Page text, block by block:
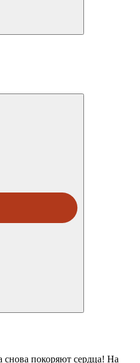
покоряют сердца! На